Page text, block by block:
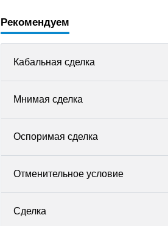
Рекомендуем
Кабальная сделка
Мнимая сделка
Оспоримая сделка
Отменительное условие
Сделка